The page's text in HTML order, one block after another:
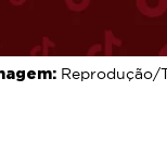
Reprodução/